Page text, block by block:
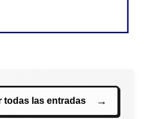
todas las entradas